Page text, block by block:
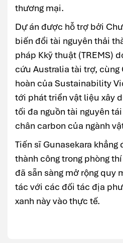
thương mại.
Dự án được hỗ trợ bởi
biến đổi tài nguyên thải
pháp Kkỹ thuật (TREMS)
cứu Australia tài trợ, cùng
hoàn của Sustainability
tới phát triển vật liệu xây
tối đa nguồn tài nguyên
chân carbon của ngành
Tiến sĩ Gunasekara khẳng
thành công trong phòng
đã sẵn sàng mở rộng quy
tác với các đối tác địa
xanh này vào thực tế.